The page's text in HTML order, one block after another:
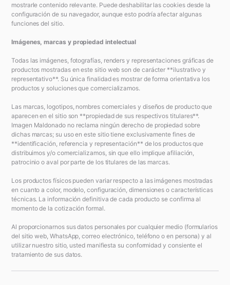
mostrarle contenido relevante. Puede deshabilitar las cookies desde la
configuración de su navegador, aunque esto podría afectar algunas
funciones del sitio.
Imágenes, marcas y propiedad intelectual
Todas las imágenes, fotografías, renders y representaciones gráficas de
productos mostradas en este sitio web son de carácter **ilustrativo y
representativo**. Su única finalidad es mostrar de forma orientativa los
productos y soluciones que comercializamos.
Las marcas, logotipos, nombres comerciales y diseños de producto que
aparecen en el sitio son **propiedad de sus respectivos titulares**.
Imagen Maldonado no reclama ningún derecho de propiedad sobre
dichas marcas; su uso en este sitio tiene exclusivamente fines de
**identificación, referencia y representación** de los productos que
distribuimos y/o comercializamos, sin que ello implique afiliación,
patrocinio o aval por parte de los titulares de las marcas.
Los productos físicos pueden variar respecto a las imágenes mostradas
en cuanto a color, modelo, configuración, dimensiones o características
técnicas. La información definitiva de cada producto se confirma al
momento de la cotización formal.
Al proporcionarnos sus datos personales por cualquier medio (formularios
del sitio web, WhatsApp, correo electrónico, teléfono o en persona) y al
utilizar nuestro sitio, usted manifiesta su conformidad y consiente el
tratamiento de sus datos.